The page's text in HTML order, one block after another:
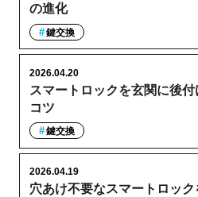
の進化
鍵交換
スマートロックを玄関に後
コツ
2026.04.20
鍵交換
穴あけ不要なスマートロッ
2026.04.19